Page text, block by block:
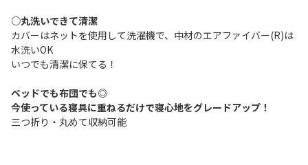
○丸洗いできて清潔
カバーはネットを使用して洗濯機で、中材のエアファイバー(R)は
水洗いOK
いつでも清潔に保てる！
ベッドでも布団でも◎
今使っている寝具に重ねるだけで寝心地をグレードアップ！
三つ折り・丸めて収納可能